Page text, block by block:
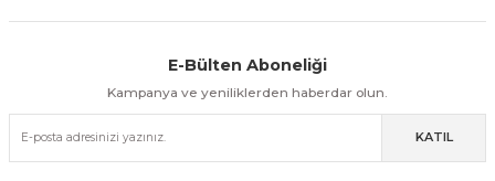
Kolay İade & Değişim Güvenli Alışveriş
Güvenli Paketleme Taksit / Havale İle Alışveriş Kolay İade & Değişim
E-Bülten Aboneliği
Kampanya ve yeniliklerden haberdar olun.
KATIL